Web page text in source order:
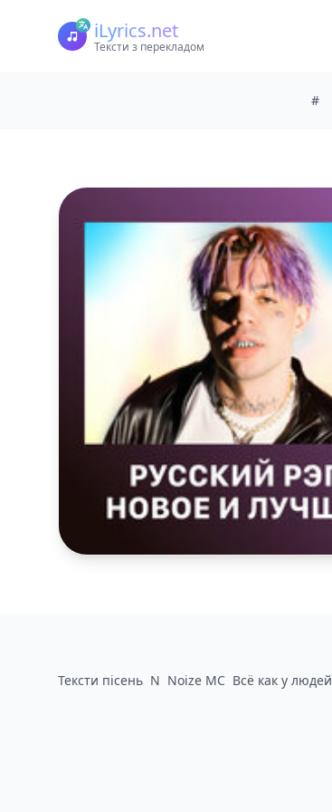
iLyrics.net
Тексти з перекладом
#
Тексти пісень N Noize MC Всё как у людей